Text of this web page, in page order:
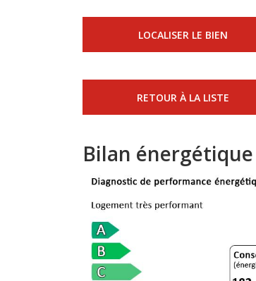
LOCALISER LE BIEN
RETOUR À LA LISTE
Bilan énergétique